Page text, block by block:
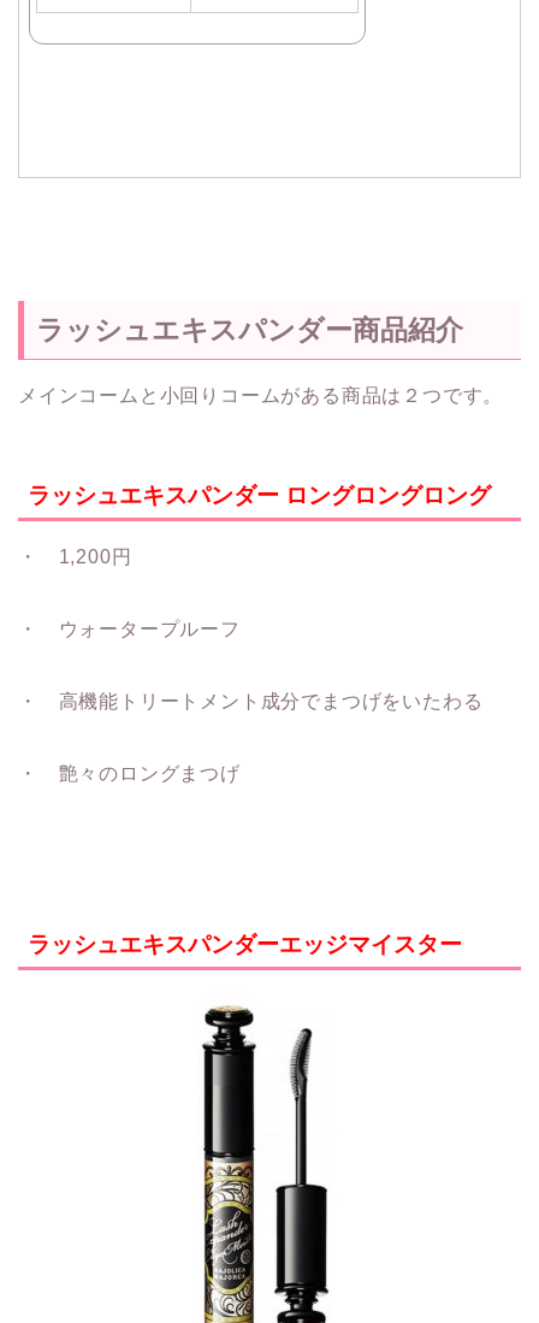
ラッシュエキスパンダー商品紹介
メインコームと小回りコームがある商品は２つです。
ラッシュエキスパンダー ロングロングロング
・ 1,200円
・ ウォータープルーフ
・ 高機能トリートメント成分でまつげをいたわる
・ 艶々のロングまつげ
ラッシュエキスパンダーエッジマイスター